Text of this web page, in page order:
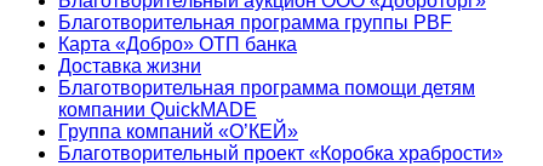
Благотворительная программа группы PBF
Карта «Добро» ОТП банка
Доставка жизни
Благотворительная программа помощи детям
компании QuickMADE
Группа компаний «О’КЕЙ»
Благотворительный проект «Коробка храбрости»